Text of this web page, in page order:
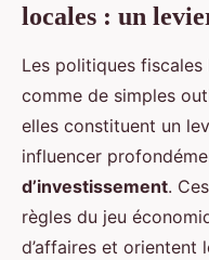
locales : un
Les politiques
comme de simples
elles constituent un
influencer
d’investissement.
règles du jeu
d’affaires et orientent